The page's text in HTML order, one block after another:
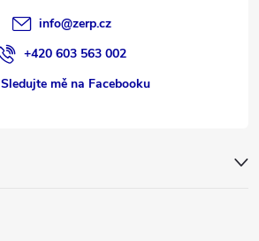
info@zerp.cz
+420 603 563 002
Sledujte mě na Facebooku